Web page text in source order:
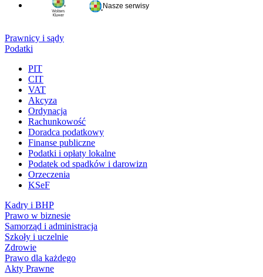
Nasze serwisy
Prawnicy i sądy
Podatki
PIT
CIT
VAT
Akcyza
Ordynacja
Rachunkowość
Doradca podatkowy
Finanse publiczne
Podatki i opłaty lokalne
Podatek od spadków i darowizn
Orzeczenia
KSeF
Kadry i BHP
Prawo w biznesie
Samorząd i administracja
Szkoły i uczelnie
Zdrowie
Prawo dla każdego
Akty Prawne